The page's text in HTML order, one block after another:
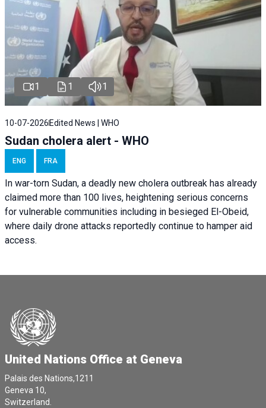
1 1 1
10-07-2026 Edited News | WHO
Sudan cholera alert - WHO
ENG FRA
In war-torn Sudan, a deadly new cholera outbreak has already
claimed more than 100 lives, heightening serious concerns
for vulnerable communities including in besieged El-Obeid,
where daily drone attacks reportedly continue to hamper aid
access.
United Nations Office at Geneva
Palais des Nations,1211
Geneva 10,
Switzerland.